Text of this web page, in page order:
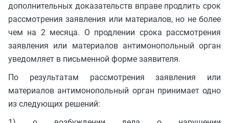
дополнительных доказательств вправе продлить срок
рассмотрения заявления или материалов, но не более
чем на 2 месяца. О продлении срока рассмотрения
заявления или материалов антимонопольный орган
уведомляет в письменной форме заявителя.
По результатам рассмотрения заявления или
материалов антимонопольный орган принимает одно
из следующих решений: